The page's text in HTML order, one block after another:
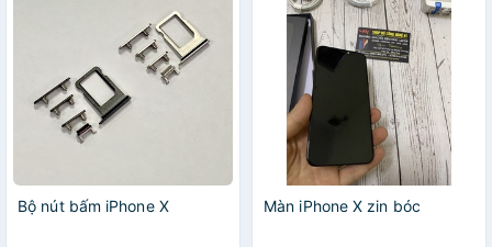
Bộ nút bấm iPhone X Màn iPhone X zin bóc